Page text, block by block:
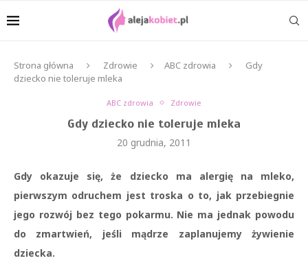
Strona główna Zdrowie ABC zdrowia
Gdy
dziecko nie toleruje mleka
ABC zdrowia Zdrowie
Gdy dziecko nie toleruje mleka
20 grudnia, 2011
Gdy okazuje się, że dziecko ma alergię na mleko,
pierwszym odruchem jest troska o to, jak przebiegnie
jego rozwój bez tego pokarmu. Nie ma jednak powodu
do zmartwień, jeśli mądrze zaplanujemy żywienie
dziecka.